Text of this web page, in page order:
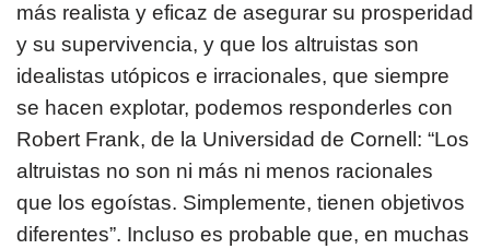
más realista y eficaz de asegurar su prosperidad
y su supervivencia, y que los altruistas son
idealistas utópicos e irracionales, que siempre
se hacen explotar, podemos responderles con
Robert Frank, de la Universidad de Cornell: “Los
altruistas no son ni más ni menos racionales
que los egoístas. Simplemente, tienen objetivos
diferentes”. Incluso es probable que, en muchas